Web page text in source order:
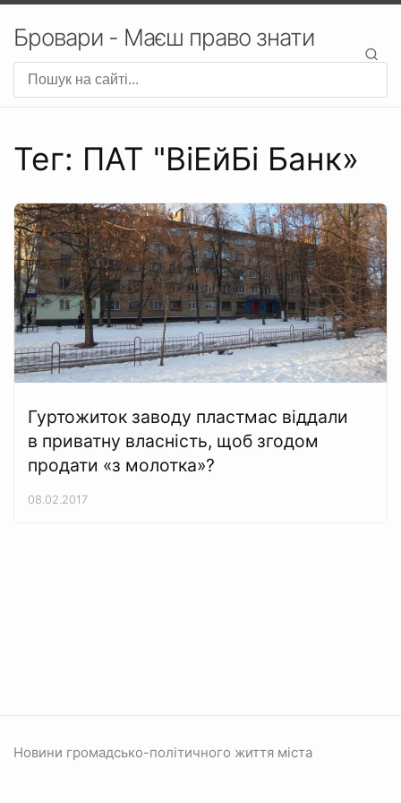
Бровари - Маєш право знати
Тег: ПАТ "ВіЕйБі Банк»
Гуртожиток заводу пластмас віддали
в приватну власність, щоб згодом
продати «з молотка»?
08.02.2017
Новини громадсько-політичного життя міста